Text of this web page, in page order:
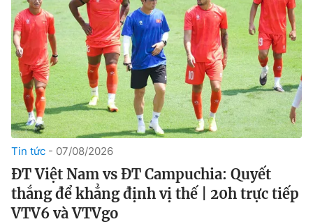
Email:toasoan@vtv.vn
® Cấm sao chép dưới mọi hình thức nếu không có sự chấp
thuận bằng văn bản. Ghi rõ nguồn VTV.vn khi phát hành lại
Tin tức 07/08/2026
ĐT Việt Nam vs ĐT Campuchia: Quyết
thắng để khẳng định vị thế | 20h trực tiếp
VTV6 và VTVgo